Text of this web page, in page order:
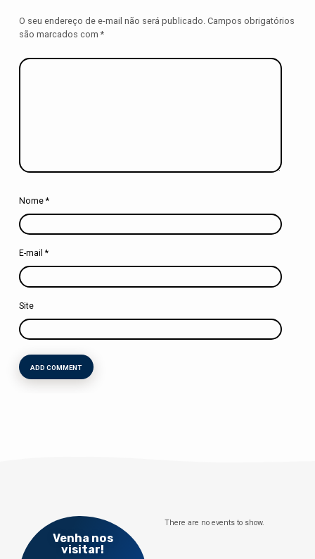
O seu endereço de e-mail não será publicado. Campos obrigatórios
são marcados com *
Nome *
E-mail *
Site
Venha nos
visitar!
There are no events to show.